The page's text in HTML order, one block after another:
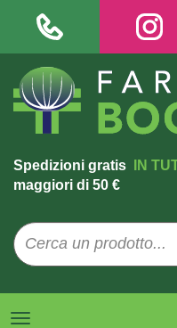
Spedizioni gratis IN
maggiori di 50 €